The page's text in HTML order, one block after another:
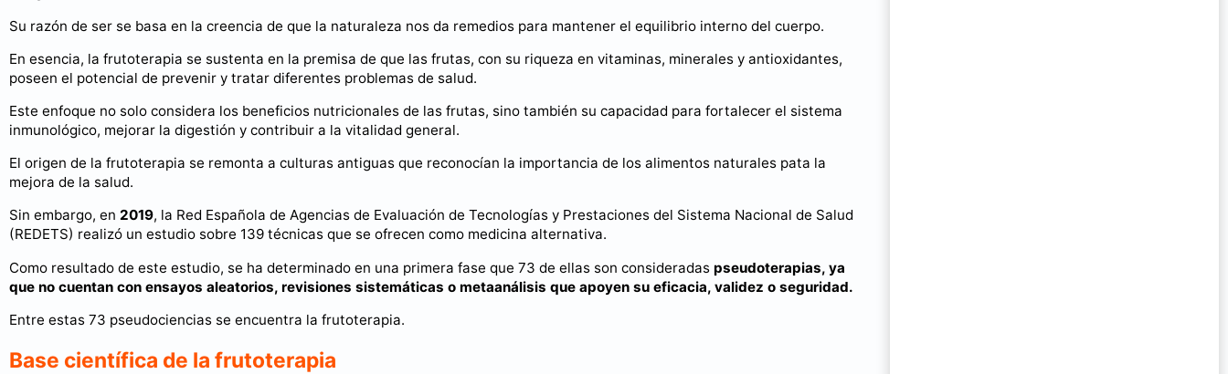
Su razón de ser se basa en la creencia de que la naturaleza nos da remedios para mantener el equilibrio interno del cuerpo.
En esencia, la frutoterapia se sustenta en la premisa de que las frutas, con su riqueza en vitaminas, minerales y antioxidantes,
poseen el potencial de prevenir y tratar diferentes problemas de salud.
Este enfoque no solo considera los beneficios nutricionales de las frutas, sino también su capacidad para fortalecer el sistema
inmunológico, mejorar la digestión y contribuir a la vitalidad general.
El origen de la frutoterapia se remonta a culturas antiguas que reconocían la importancia de los alimentos naturales pata la
mejora de la salud.
Sin embargo, en 2019, la Red Española de Agencias de Evaluación de Tecnologías y Prestaciones del Sistema Nacional de Salud
(REDETS) realizó un estudio sobre 139 técnicas que se ofrecen como medicina alternativa.
Como resultado de este estudio, se ha determinado en una primera fase que 73 de ellas son consideradas pseudoterapias, ya
que no cuentan con ensayos aleatorios, revisiones sistemáticas o metaanálisis que apoyen su eficacia, validez o seguridad.
Entre estas 73 pseudociencias se encuentra la frutoterapia.
Base científica de la frutoterapia